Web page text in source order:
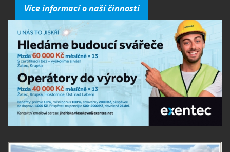
Více informací o naší činnosti